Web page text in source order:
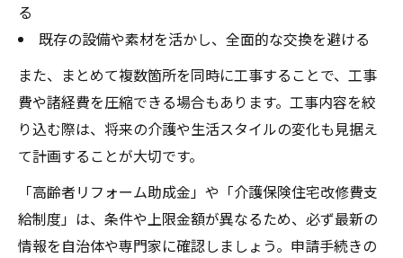
る
既存の設備や素材を活かし、全面的な交換を避ける
また、まとめて複数箇所を同時に工事することで、工事
費や諸経費を圧縮できる場合もあります。工事内容を絞
り込む際は、将来の介護や生活スタイルの変化も見据え
て計画することが大切です。
「高齢者リフォーム助成金」や「介護保険住宅改修費支
給制度」は、条件や上限金額が異なるため、必ず最新の
情報を自治体や専門家に確認しましょう。申請手続きの